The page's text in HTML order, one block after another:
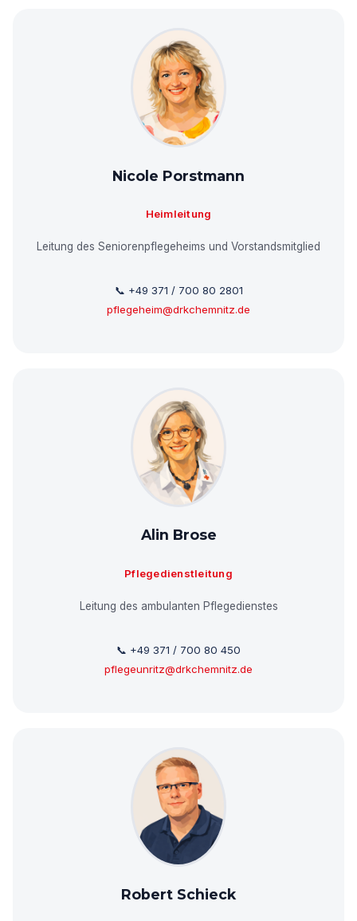
Nicole Porstmann
Heimleitung
Leitung des Seniorenpflegeheims und Vorstandsmitglied
📞 +49 371 / 700 80 2801
pflegeheim@drkchemnitz.de
Alin Brose
Pflegedienstleitung
Leitung des ambulanten Pflegedienstes
📞 +49 371 / 700 80 450
pflegeunritz@drkchemnitz.de
Robert Schieck